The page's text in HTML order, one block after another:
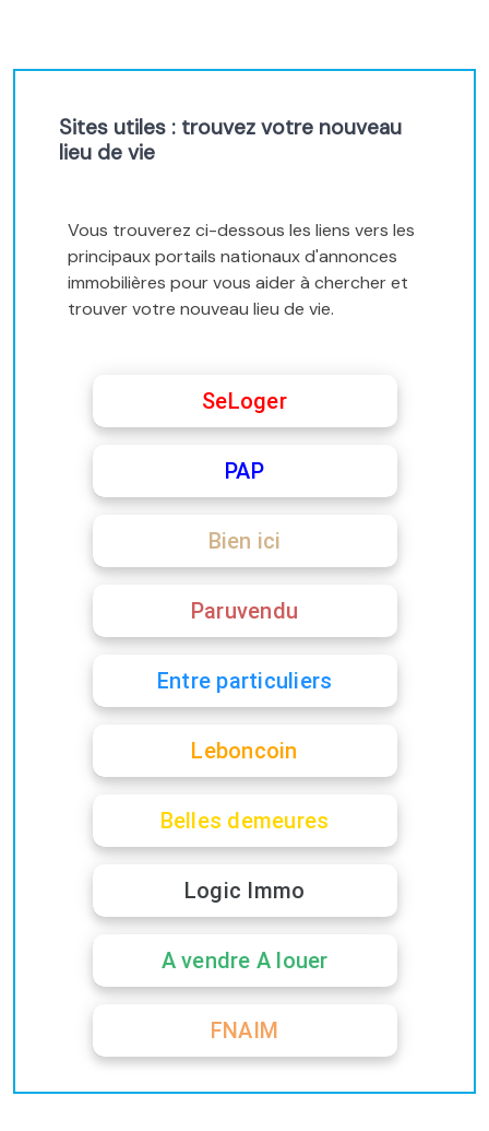
Sites utiles : trouvez votre nouveau
lieu de vie
Vous trouverez ci-dessous les liens vers les
principaux portails nationaux d'annonces
immobilières pour vous aider à chercher et
trouver votre nouveau lieu de vie.
SeLoger
PAP
Bien ici
Paruvendu
Entre particuliers
Leboncoin
Belles demeures
Logic Immo
A vendre A louer
FNAIM